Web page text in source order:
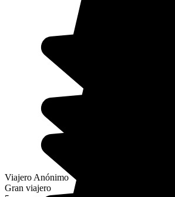
Viajero Anónimo
Gran viajero